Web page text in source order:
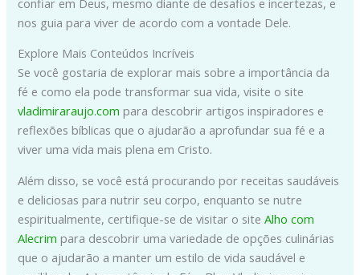
nos guia para viver de acordo com a vontade Dele.
Explore Mais Conteúdos Incríveis
Se você gostaria de explorar mais sobre a importância da
fé e como ela pode transformar sua vida, visite o site
vladimiraraujo.com para descobrir artigos inspiradores e
reflexões bíblicas que o ajudarão a aprofundar sua fé e a
viver uma vida mais plena em Cristo.
Além disso, se você está procurando por receitas saudáveis
e deliciosas para nutrir seu corpo, enquanto se nutre
espiritualmente, certifique-se de visitar o siteAlho com
Alecrim para descobrir uma variedade de opções culinárias
que o ajudarão a manter um estilo de vida saudável e